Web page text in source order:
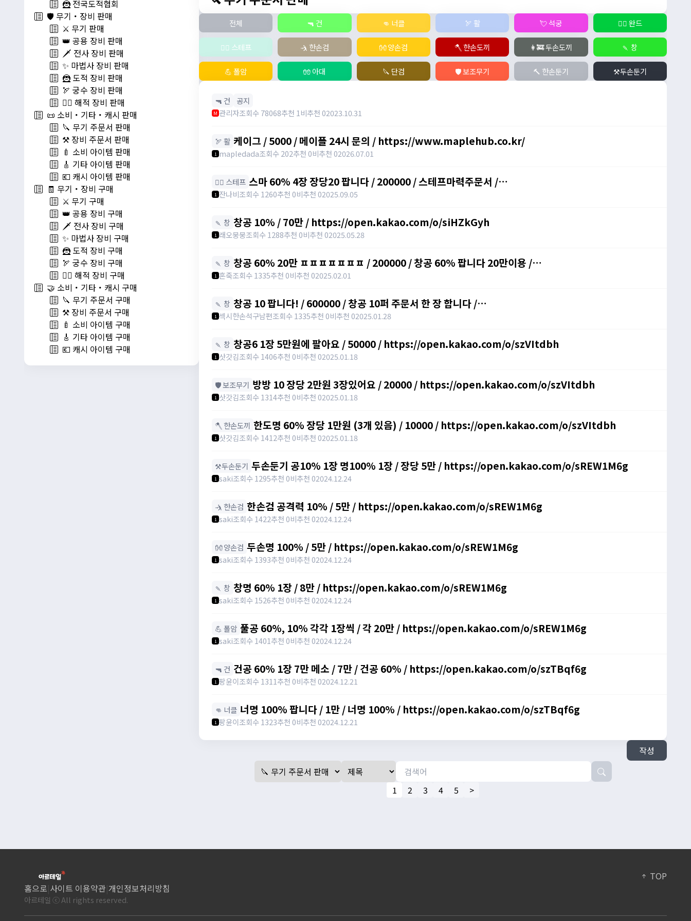
🦹 전국도적협회
🛡️ 무기・장비 판매
⚔️ 무기 판매
👑 공용 장비 판매
🗡️ 전사 장비 판매
✨ 마법사 장비 판매
🦹 도적 장비 판매
🏹 궁수 장비 판매
🏴‍☠️ 해적 장비 판매
📜 소비・기타・캐시 판매
🔪 무기 주문서 판매
⚒️ 장비 주문서 판매
🍼 소비 아이템 판매
🎸 기타 아이템 판매
💶 캐시 아이템 판매
🧾 무기・장비 구매
⚔️ 무기 구매
👑 공용 장비 구매
🗡️ 전사 장비 구매
✨ 마법사 장비 구매
🦹 도적 장비 구매
🏹 궁수 장비 구매
🏴‍☠️ 해적 장비 구매
🤝 소비・기타・캐시 구매
🔪 무기 주문서 구매
⚒️ 장비 주문서 구매
🍼 소비 아이템 구매
🎸 기타 아이템 구매
💶 캐시 아이템 구매
전체 🔫 건 👊 너클 🏹 활 💘 석궁 🧙‍♀️ 완드
🧚‍♂️ 스테프 🤺 한손검 👐 양손검 🪓 한손도끼 👩‍🚒 두손도끼 🍡 창
💪 폴암 🧤 아대 🔪 단검 🛡️ 보조무기 🔨 한손둔기 ⚒️두손둔기
🔫 건 공지
M 관리자조회수 78068추천 1 비추천 02023.10.31
🏹 활 케이그 / 5000 / 메이플 24시 문의 / https://www.maplehub.co.kr/
1 mapledada조회수 202추천 0비추천 02026.07.01
🧚‍♂️ 스테프 스마 60% 4장 장당20 팝니다 / 200000 / 스테프마력주문서 /
https://open.kakao.com/o/svY6joQh
1 잔나비조회수 1260추천 0비추천 02025.09.05
🍡 창 창공 10% / 70만 / https://open.kakao.com/o/siHZkGyh
1 래오뭉뭉조회수 1288추천 0비추천 02025.05.28
🍡 창 창공 60% 20만 ㅍㅍㅍㅍㅍㅍㅍ / 200000 / 창공 60% 팝니다 20만이용 /
https://open.kakao.com/o/sPWVLEdh
1 혼죽조회수 1335추천 0비추천 02025.02.01
🍡 창 창공 10 팝니다! / 600000 / 창공 10퍼 주문서 한 장 합니다 /
https://open.kakao.com/o/srgUnZch
1 섹시한손석구남편조회수 1335추천 0비추천 02025.01.28
🍡 창 창공6 1장 5만원에 팔아요 / 50000 / https://open.kakao.com/o/szVItdbh
1 삿갓김조회수 1406추천 0비추천 02025.01.18
🛡️ 보조무기 방방 10 장당 2만원 3장있어요 / 20000 / https://open.kakao.com/o/szVItdbh
1 삿갓김조회수 1314추천 0비추천 02025.01.18
🪓 한손도끼 한도명 60% 장당 1만원 (3개 있음) / 10000 / https://open.kakao.com/o/szVItdbh
1 삿갓김조회수 1412추천 0비추천 02025.01.18
⚒️두손둔기 두손둔기 공10% 1장 명100% 1장 / 장당 5만 / https://open.kakao.com/o/sREW1M6g
1 saki조회수 1295추천 0비추천 02024.12.24
🤺 한손검 한손검 공격력 10% / 5만 / https://open.kakao.com/o/sREW1M6g
1 saki조회수 1422추천 0비추천 02024.12.24
👐 양손검 두손명 100% / 5만 / https://open.kakao.com/o/sREW1M6g
1 saki조회수 1393추천 0비추천 02024.12.24
🍡 창 창명 60% 1장 / 8만 / https://open.kakao.com/o/sREW1M6g
1 saki조회수 1526추천 0비추천 02024.12.24
💪 폴암 풀공 60%, 10% 각각 1장씩 / 각 20만 / https://open.kakao.com/o/sREW1M6g
1 saki조회수 1401추천 0비추천 02024.12.24
🔫 건 건공 60% 1장 7만 메소 / 7만 / 건공 60% / https://open.kakao.com/o/szTBqf6g
1 팡윤이조회수 1311추천 0비추천 02024.12.21
👊 너클 너명 100% 팝니다 / 1만 / 너명 100% / https://open.kakao.com/o/szTBqf6g
1 팡윤이조회수 1323추천 0비추천 02024.12.21
작성
1 2 3 4 5 >
TOP
홈으로 사이트 이용약관 개인정보처리방침
아르테일 ⓒ All rights reserved.